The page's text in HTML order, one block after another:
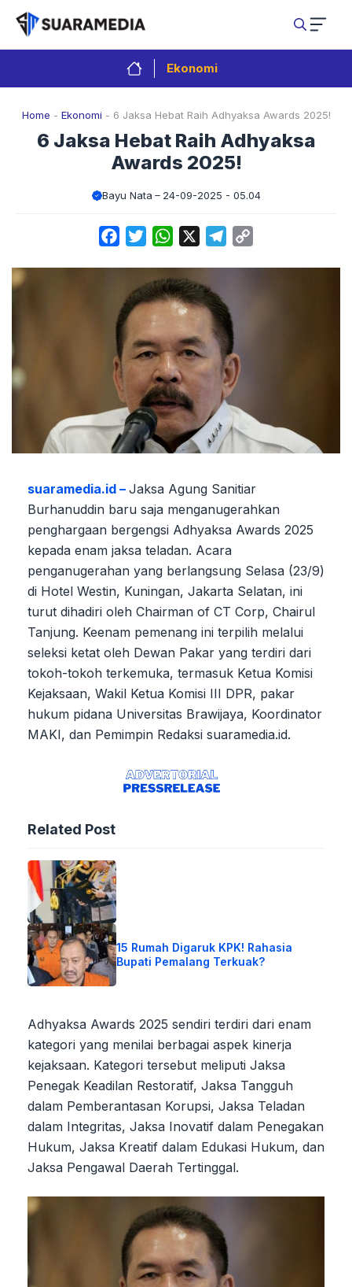
Langsung
isi
Ekonomi
Home - Ekonomi - 6 Jaksa Hebat Raih Adhyaksa Awards 2025!
6 Jaksa Hebat Raih Adhyaksa
Awards 2025!
Bayu Nata 24-09-2025 - 05.04
FacebookTwitterWhatsApp Telegram
suaramedia.id – Jaksa Agung Sanitiar
Burhanuddin baru saja menganugerahkan
penghargaan bergengsi Adhyaksa Awards 2025
kepada enam jaksa teladan. Acara
penganugerahan yang berlangsung Selasa (23/9)
di Hotel Westin, Kuningan, Jakarta Selatan, ini
turut dihadiri oleh Chairman of CT Corp, Chairul
Tanjung. Keenam pemenang ini terpilih melalui
seleksi ketat oleh Dewan Pakar yang terdiri dari
tokoh-tokoh terkemuka, termasuk Ketua Komisi
Kejaksaan, Wakil Ketua Komisi III DPR, pakar
hukum pidana Universitas Brawijaya, Koordinator
MAKI, dan Pemimpin Redaksi suaramedia.id.
Related Post
15 Rumah Digaruk KPK! Rahasia
Bupati Pemalang Terkuak?
Adhyaksa Awards 2025 sendiri terdiri dari enam
kategori yang menilai berbagai aspek kinerja
kejaksaan. Kategori tersebut meliputi Jaksa
Penegak Keadilan Restoratif, Jaksa Tangguh
dalam Pemberantasan Korupsi, Jaksa Teladan
dalam Integritas, Jaksa Inovatif dalam Penegakan
Hukum, Jaksa Kreatif dalam Edukasi Hukum, dan
Jaksa Pengawal Daerah Tertinggal.